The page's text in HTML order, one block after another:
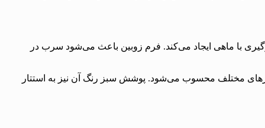
زمان درگیری با ماهی ایجاد می‌کند. فرم زوبین باعث می‌شود سرب در
برای صید در دریاچه‌ها، سدها و آبگیرهای مختلف محسوب می‌شود. پوشش سبز رنگ آن نیز به استتار